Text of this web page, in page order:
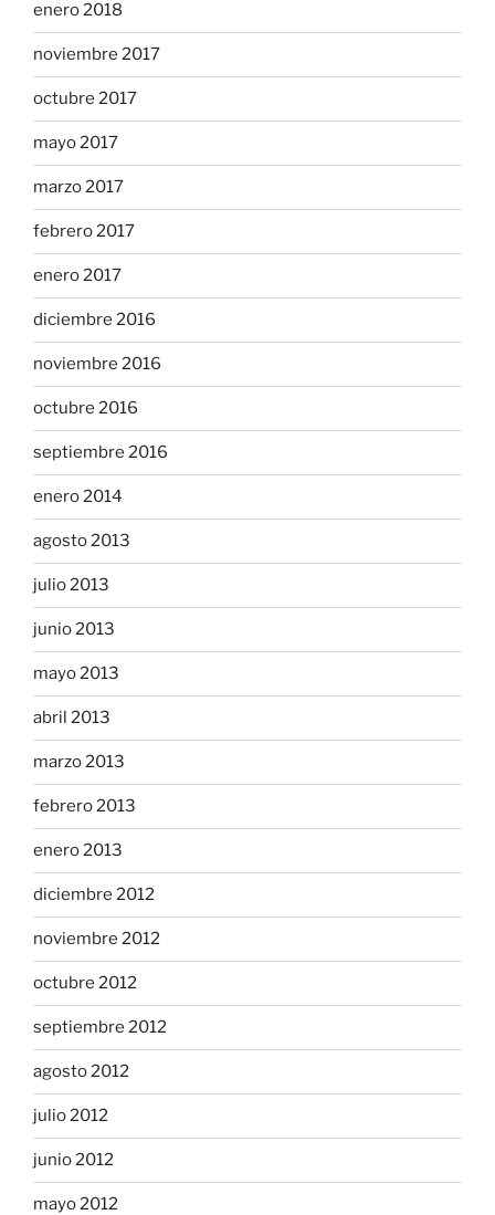
enero 2018
noviembre 2017
octubre 2017
mayo 2017
marzo 2017
febrero 2017
enero 2017
diciembre 2016
noviembre 2016
octubre 2016
septiembre 2016
enero 2014
agosto 2013
julio 2013
junio 2013
mayo 2013
abril 2013
marzo 2013
febrero 2013
enero 2013
diciembre 2012
noviembre 2012
octubre 2012
septiembre 2012
agosto 2012
julio 2012
junio 2012
mayo 2012